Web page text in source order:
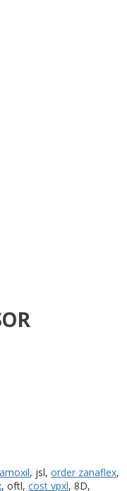
, jsl, order zanaflex,
, oftl, cost vpxl, 8D,